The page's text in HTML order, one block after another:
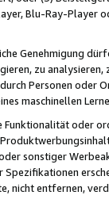
Blu-Ray-Player
Genehmigung
zu
Personen
maschinellen
oder
sonstiger
nicht entfernen,